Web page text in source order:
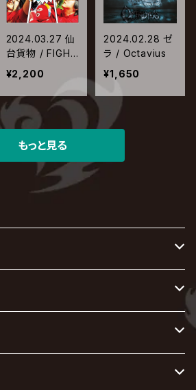
2024.03.27 仙
台貨物 / FIGHT
パツイチ【Type
-B】
¥2,200
2024.02.28 ゼ
ラ / Octavius
¥1,650
もっと見る